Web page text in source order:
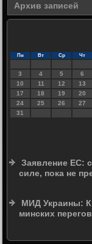
Архив записей
Пн Вт Ср Чт
3
4 5 6
10
11 12 13
17
18 19 20
24
25 26 27
31
Заявление ЕС:
силе, пока не
МИД Украины:
минских